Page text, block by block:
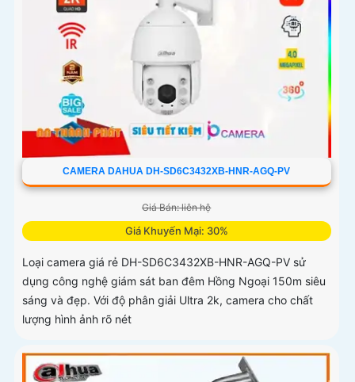
CAMERA DAHUA DH-SD6C3432XB-HNR-AGQ-PV
Giá Bán: liên hệ
Giá Khuyến Mại: 30%
Loại camera giá rẻ DH-SD6C3432XB-HNR-AGQ-PV sử
dụng công nghệ giám sát ban đêm Hồng Ngoại 150m siêu
sáng và đẹp. Với độ phân giải Ultra 2k, camera cho chất
lượng hình ảnh rõ nét